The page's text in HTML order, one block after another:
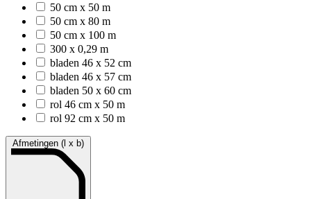
50 cm x 50 m
50 cm x 80 m
50 cm x 100 m
300 x 0,29 m
bladen 46 x 52 cm
bladen 46 x 57 cm
bladen 50 x 60 cm
rol 46 cm x 50 m
rol 92 cm x 50 m
Afmetingen (l x b)